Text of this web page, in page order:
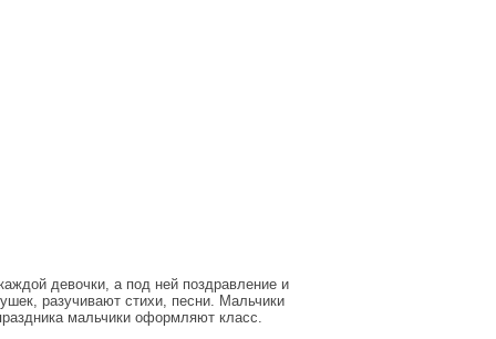
девочки, а под ней поздравление и
разучивают стихи, песни. Мальчики
мальчики оформляют класс.